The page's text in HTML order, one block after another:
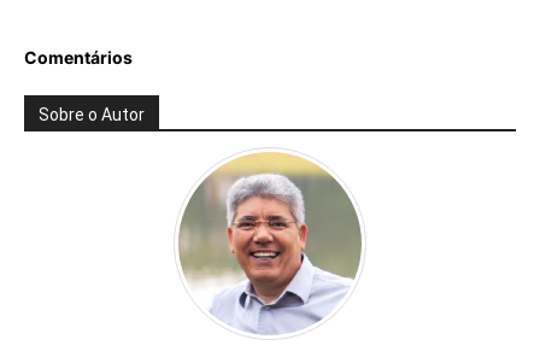
Comentários
Sobre o Autor